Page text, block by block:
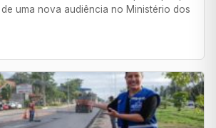
de uma nova audiência no Ministério dos